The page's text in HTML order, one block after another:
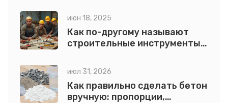
прочности
июн 18, 2025
Как по-другому называют
строительные инструменты:
июл 31, 2026
Как правильно сделать бетон
вручную: пропорции,